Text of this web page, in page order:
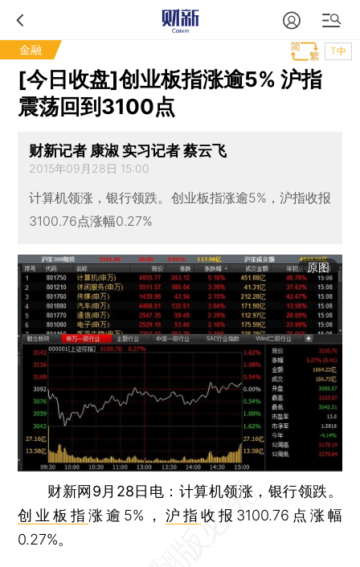
金融 T中
[今日收盘]创业板指涨逾5% 沪指
震荡回到3100点
财新记者 康淑 实习记者 蔡云飞
2015年09月28日 15:00
计算机领涨，银行领跌。创业板指涨逾5%，沪指收报
3100.76点涨幅0.27%
原图
财新网9月28日电 ：计算机领涨，银行领跌。
创业板指涨逾5%， 沪指 收报3100.76点涨幅
0.27%。